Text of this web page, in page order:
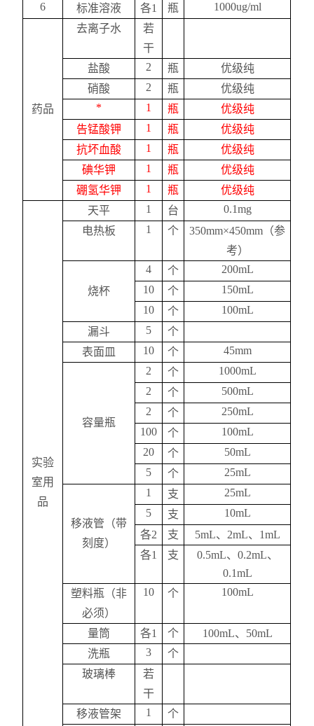
6
标准溶液 各1 瓶 1000ug/ml
药品
去离子水
若
干
盐酸
2 瓶
优级纯
硝酸
2 瓶
优级纯
*
1 瓶
优级纯
告锰酸钾
1 瓶
优级纯
抗坏血酸
1 瓶
优级纯
碘华钾
1 瓶
优级纯
硼氢华钾
1 瓶 优级纯
实验
室用
品
天平 1 台
0.1mg
电热板
1 个 350mm×450mm （参
考）
烧杯
4 个
200mL
10
个
150mL
10
个
100mL
漏斗
5
个
表面皿
10 个 45mm
容量瓶
2 个
1000mL
2
个
500mL
2
个
250mL
100
个
100mL
20
个
50mL
5
个 25mL
移液管（带
刻度）
1 支
25mL
5
支
10mL
各2 支 5mL、 2mL、 1mL
各1 支 0.5mL、 0.2mL、
0.1mL
塑料瓶（非
必须）
10 个 100mL
量筒 各1 个 100mL、 50mL
洗瓶
3
个
玻璃棒
若
干
移液管架
1
个